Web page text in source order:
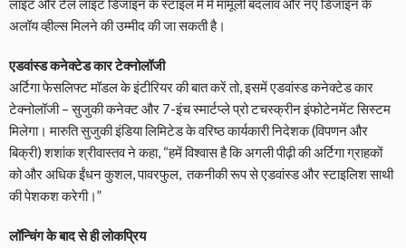
लाइट और टेल लाइट डिजाइन के स्टाइल में में मामूली बदलाव और नए डिजाइन के
अलॉय व्हील्स मिलने की उम्मीद की जा सकती है।
एडवांस्ड कनेक्टेड कार टेक्नोलॉजी
अर्टिगा फेसलिफ्ट मॉडल के इंटीरियर की बात करें तो, इसमें एडवांस्ड कनेक्टेड कार
टेक्नोलॉजी – सुजुकी कनेक्ट और 7-इंच स्मार्टप्ले प्रो टचस्क्रीन इंफोटेनमेंट सिस्टम
मिलेगा। मारुति सुजुकी इंडिया लिमिटेड के वरिष्ठ कार्यकारी निदेशक (विपणन और
बिक्री) शशांक श्रीवास्तव ने कहा, “हमें विश्वास है कि अगली पीढ़ी की अर्टिगा ग्राहकों
को और अधिक ईंधन कुशल, पावरफुल, तकनीकी रूप से एडवांस्ड और स्टाइलिश साथी
की पेशकश करेगी।”
लॉन्चिंग के बाद से ही लोकप्रिय